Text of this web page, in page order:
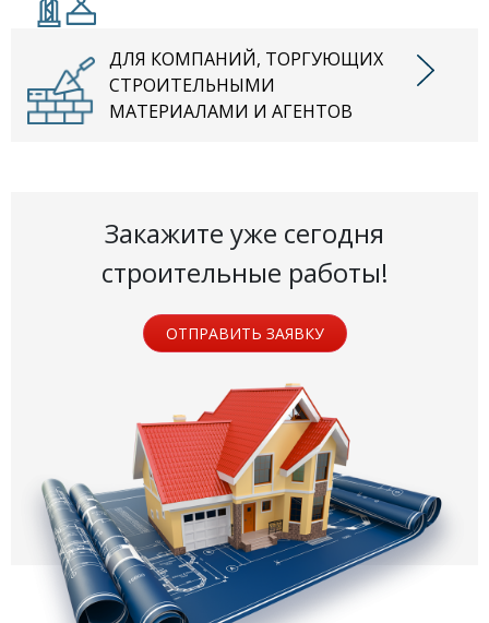
ДЛЯ КОМПАНИЙ, ТОРГУЮЩИХ
СТРОИТЕЛЬНЫМИ
МАТЕРИАЛАМИ И АГЕНТОВ
Закажите уже сегодня
строительные работы!
ОТПРАВИТЬ ЗАЯВКУ